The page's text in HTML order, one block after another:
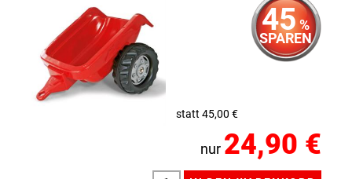
45 %
SPAREN
statt 45,00 €
nur 24,90 €